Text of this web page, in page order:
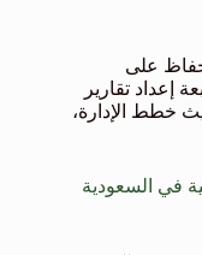
على
إعداد تقارير
خطط الإدارة،
في السعودية